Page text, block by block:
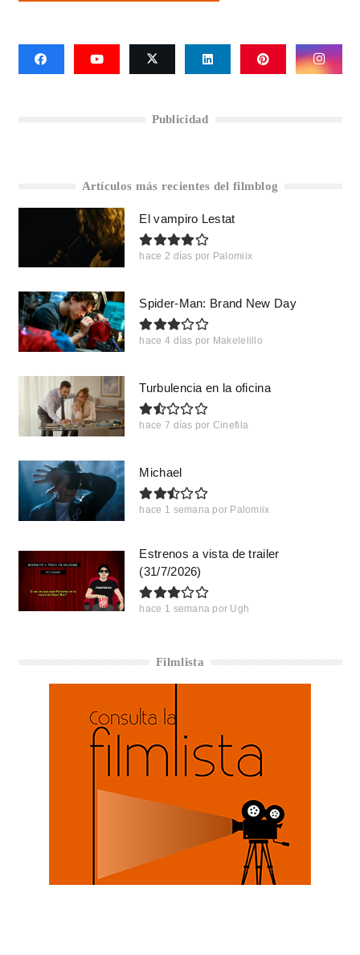
Publicidad
Artículos más recientes del filmblog
El vampiro Lestat
hace 2 días por Palomiix
Spider-Man: Brand New Day
hace 4 días por Makelelillo
Turbulencia en la oficina
hace 7 días por Cinefila
Michael
hace 1 semana por Palomiix
Estrenos a vista de trailer
(31/7/2026)
hace 1 semana por Ugh
Filmlista